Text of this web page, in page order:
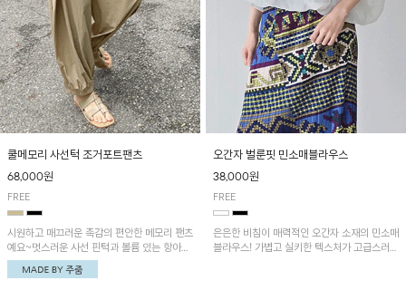
쿨메모리 사선턱 조거포트팬츠
68,000원
FREE
시원하고 매끄러운 촉감의 편안한 메모리 팬츠
예요~멋스러운 사선 핀턱과 볼륨 있는 항아리
핏이 유니크한 아이템!
오간자 벌룬핏 민소매블라우스
38,000원
FREE
은은한 비침이 매력적인 오간자 소재의 민소매
블라우스! 가볍고 실키한 텍스처가 고급스러운